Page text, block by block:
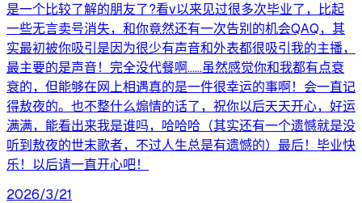
是一个比较了解的朋友了?看v以来见过很多次毕业了，比起
一些无言卖号消失，和你竟然还有一次告别的机会QAQ，其
实最初被你吸引是因为很少有声音和外表都很吸引我的主播，
最主要的是声音！完全没代餐啊……虽然感觉你和我都有点衰
衰的，但能够在网上相遇真的是一件很幸运的事啊！会一直记
得敖夜的。也不整什么煽情的话了，祝你以后天天开心，好运
满满，能看出来我是谁吗，哈哈哈（其实还有一个遗憾就是没
听到敖夜的世末歌者，不过人生总是有遗憾的）最后！毕业快
乐！以后请一直开心吧！
2026/3/21